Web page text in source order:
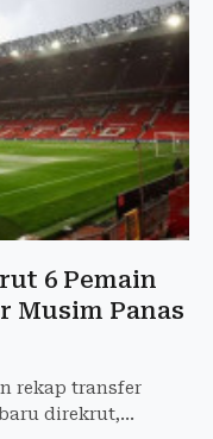
6 Pemain
Musim Panas
rekap transfer
direkrut,